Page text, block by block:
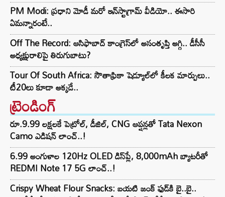
PM Modi: ప్రధాని మోడీ మరో ఇన్‌స్టాగ్రామ్ వీడియో.. ఈసారి
ఏమన్నారంటే..
Off The Record: ఆసిఫాబాద్ కాంగ్రెస్‌లో అసంతృప్తి అగ్గి.. డీసీసీ
అధ్యక్షురాలిపై తిరుగుబాటు?
Tour Of South Africa: సౌతాఫ్రికా షెడ్యూల్‌లో కీలక మార్పులు..
టీ20లు కూడా అక్కడే..
ట్రెండింగ్‌
రూ.9.99 లక్షలకే పెట్రోల్, డీజిల్, CNG ఆప్షన్లతో Tata Nexon
Camo ఎడిషన్ లాంచ్..!
6.99 అంగుళాల 120Hz OLED డిస్‌ప్లే, 8,000mAh బ్యాటరీతో
REDMI Note 17 5G లాంచ్..!
Crispy Wheat Flour Snacks: బయటి జంక్ ఫుడ్‌కి బై..బై..